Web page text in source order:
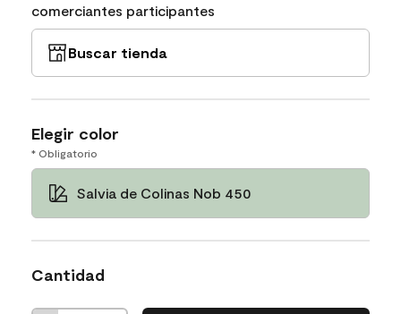
comerciantes participantes
Buscar tienda
Elegir color
* Obligatorio
Salvia de Colinas Nob 450
Cantidad